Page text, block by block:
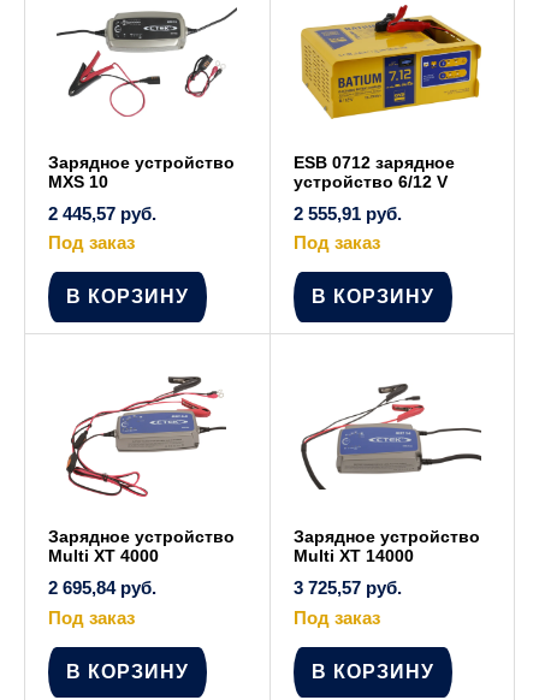
Зарядное устройство
MXS 10
2 445,57 руб.
Под заказ
В КОРЗИНУ
ESB 0712 зарядное
устройство 6/12 V
2 555,91 руб.
Под заказ
В КОРЗИНУ
Зарядное устройство
Multi XT 4000
2 695,84 руб.
Под заказ
В КОРЗИНУ
Зарядное устройство
Multi XT 14000
3 725,57 руб.
Под заказ
В КОРЗИНУ